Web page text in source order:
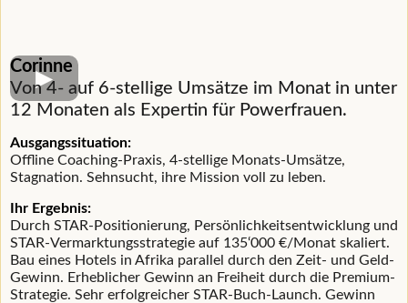
Corinne
Von 4- auf 6-stellige Umsätze im Monat in unter
12 Monaten a ls Expertin für Powerfrauen.
Ausgangssituation:
Offline Coaching-Praxis, 4-stellige Monats-Umsätze,
Stagnation. Sehnsucht, ihre Mission voll zu leben.
Ihr Ergebnis:
Durch STAR-Positionierung, Persönlichkeitsentwicklung und
STAR-Vermarktungsstrategie auf 135‘000 €/Monat skaliert.
Bau eines Hotels in Afrika parallel durch den Zeit- und Geld-
Gewinn. Erheblicher Gewinn an Freiheit durch die Premium-
Strategie. Sehr erfolgreicher STAR-Buch-Launch. Gewinn